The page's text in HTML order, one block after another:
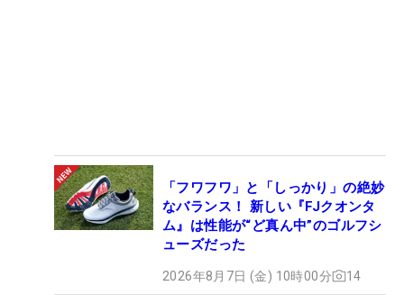
「フワフワ」と「しっかり」の絶妙
なバランス！ 新しい『FJクオンタ
ム』は性能が“ど真ん中”のゴルフシ
ューズだった
2026年8月7日 (金) 10時00分 14